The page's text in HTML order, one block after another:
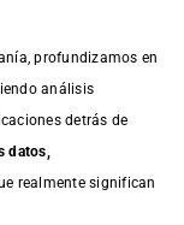
profundizamos en
análisis
detrás de
datos,
realmente significan